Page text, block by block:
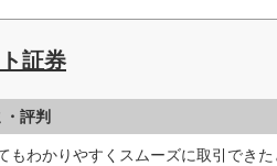
証券
評判
もわかりやすくスムーズに取引でき